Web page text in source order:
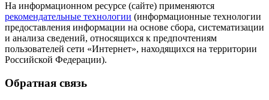
На информационном ресурсе (сайте) применяются
рекомендательные технологии (информационные технологии
предоставления информации на основе сбора, систематизации
и анализа сведений, относящихся к предпочтениям
пользователей сети «Интернет», находящихся на территории
Российской Федерации).
Обратная связь